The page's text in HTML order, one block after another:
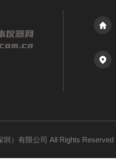
圳）有限公司 All Rights